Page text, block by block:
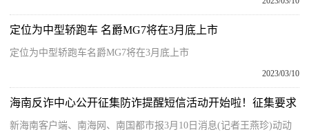
定位为中型轿跑车 名爵MG7将在3月底上市
定位为中型轿跑车名爵MG7将在3月底上市
2023/03/10
海南反诈中心公开征集防诈提醒短信活动开始啦！征集要求
新海南客户端、南海网、南国都市报3月10日消息(记者王燕珍)动动